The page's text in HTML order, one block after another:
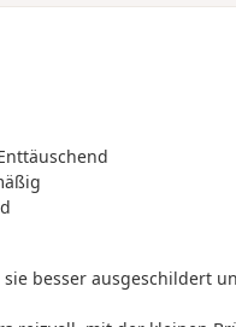
besser ausgeschildert